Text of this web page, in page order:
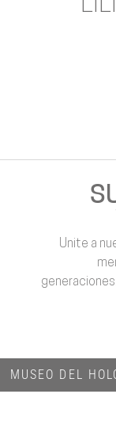
LILI
Unite a
MUSEO DEL